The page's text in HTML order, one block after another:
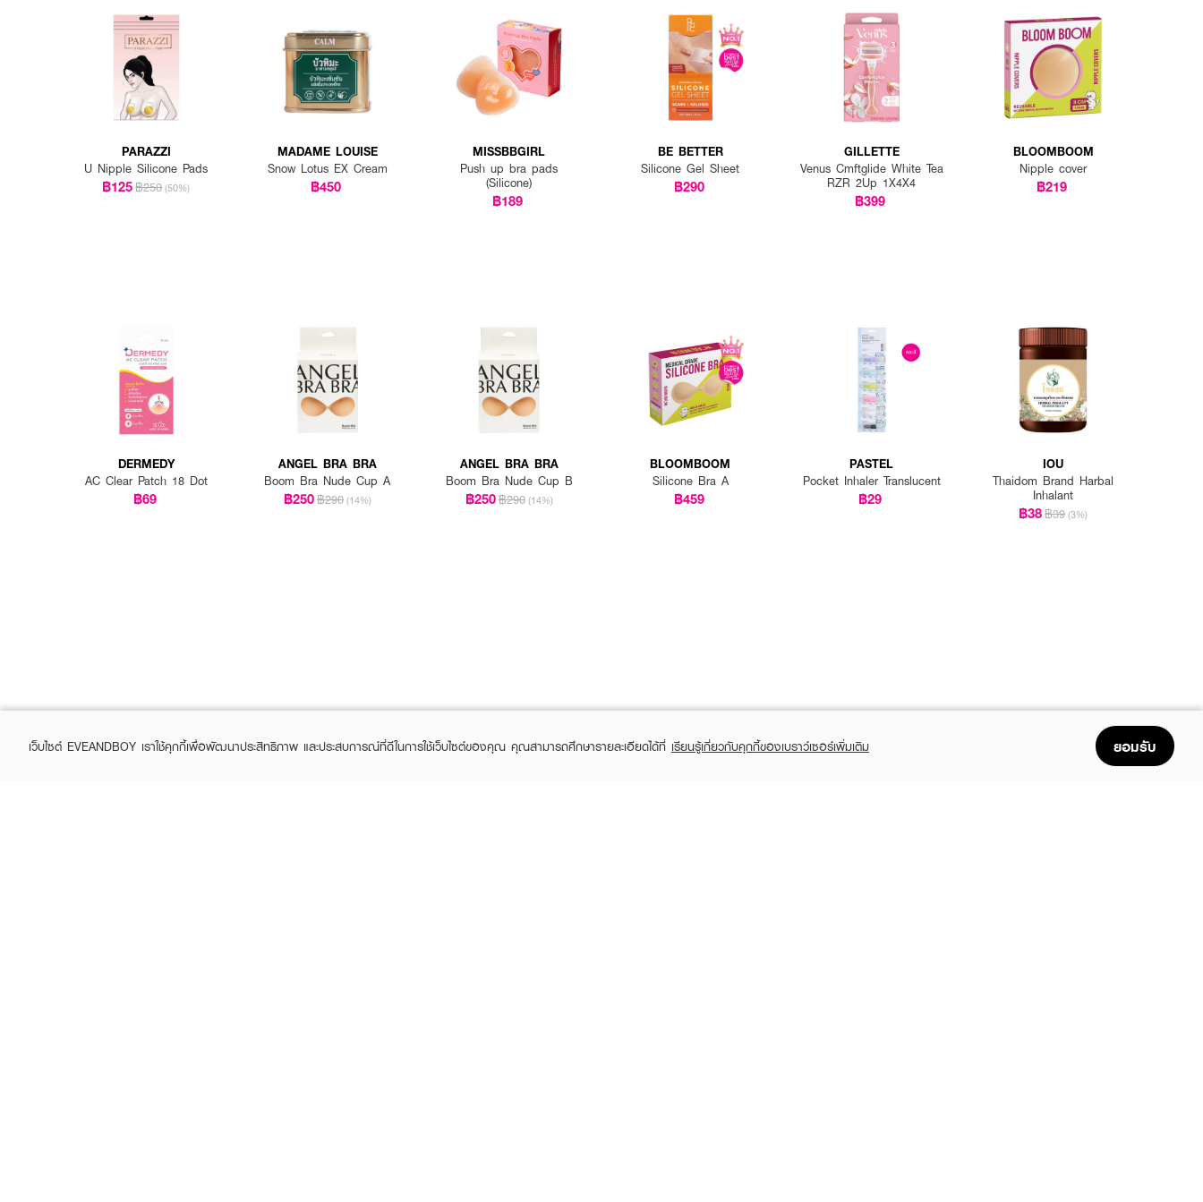
PARAZZI
U Nipple Silicone Pads
฿125฿250 (50%)
MADAME LOUISE
Snow Lotus EX Cream
฿450
MISSBBGIRL
Push up bra pads
(Silicone)
฿189
BE BETTER
Silicone Gel Sheet
฿290
GILLETTE
Venus Cmftglide White Tea
RZR 2Up 1X4X4
฿399
BLOOMBOOM
Nipple cover
฿219
DERMEDY
AC Clear Patch 18 Dot
฿69
ANGEL BRA BRA
Boom Bra Nude Cup A
฿250฿290 (14%)
ANGEL BRA BRA
Boom Bra Nude Cup B
฿250฿290 (14%)
BLOOMBOOM
Silicone Bra A
฿459
PASTEL
Pocket Inhaler Translucent
฿29
IOU
Thaidom Brand Harbal
Inhalant
฿38฿39 (3%)
เว็บไซต์ EVEANDBOY เราใช้คุกกี้เพื่อพัฒนาประสิทธิภาพ และประสบการณ์ที่ดีในการใช้เว็บไซต์ของคุณ คุณสามารถศึกษารายละเอียดได้ที่ เรียนรู้เกี่ยวกับคุกกี้ของเบราว์เซอร์เพิ่มเติม ยอมรับ